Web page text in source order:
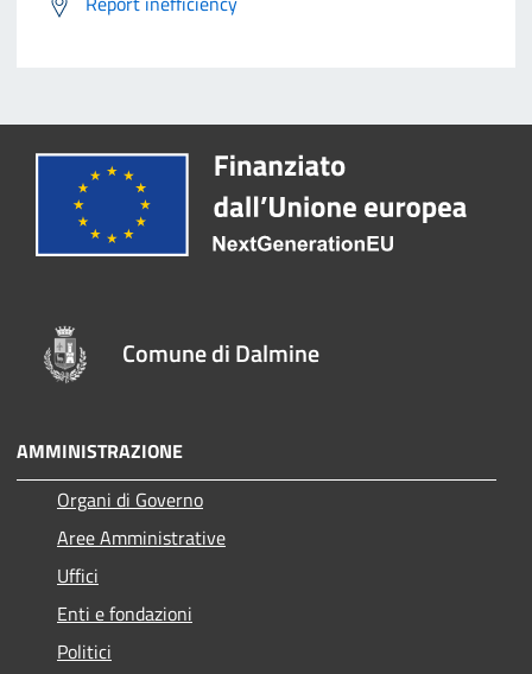
Comune di Dalmine
AMMINISTRAZIONE
Organi di Governo
Aree Amministrative
Uffici
Enti e fondazioni
Politici